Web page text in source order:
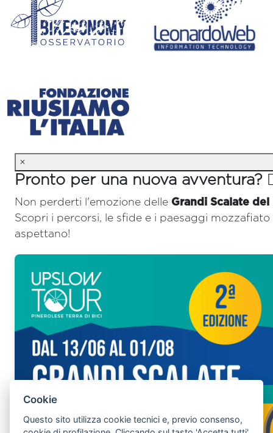
Cookie
Questo sito utilizza cookie tecnici e, previo consenso,
×
Pronto per una nuova avventura?
Non perderti l'emozione delle Grandi Scalate
Scopri i percorsi, le sfide e i paesaggi mozzafiato
aspettano!